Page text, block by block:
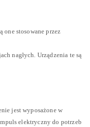
stosowane przez
nagłych. Urządzenia te są
jest wyposażone w
elektryczny do potrzeb